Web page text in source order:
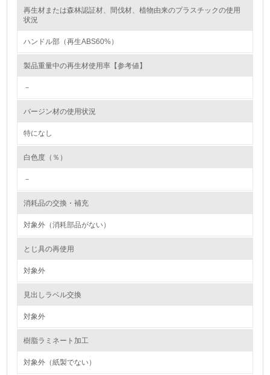
レベル2
かしている
従業員が環境方針に基づいて自分の業務の中で行うべき環
→ 導入している規格名 ISO14001
第三者認証を取得している
油、ガス）の使用量削減の取り組みを行っている
再生材または森林認証材、間伐材、植物由来のプラスチックの使用
状況
ハンドル部（再生ABS60%）
製品重量中の再生材使用率【参考値】
－
バージン材の使用状況
特になし
白色度（％）
－
消耗品の交換・補充
対象外（消耗部品がない）
とじ具の再使用
対象外
見出しラベル交換
対象外
樹脂ラミネート加工
対象外（紙製でない）